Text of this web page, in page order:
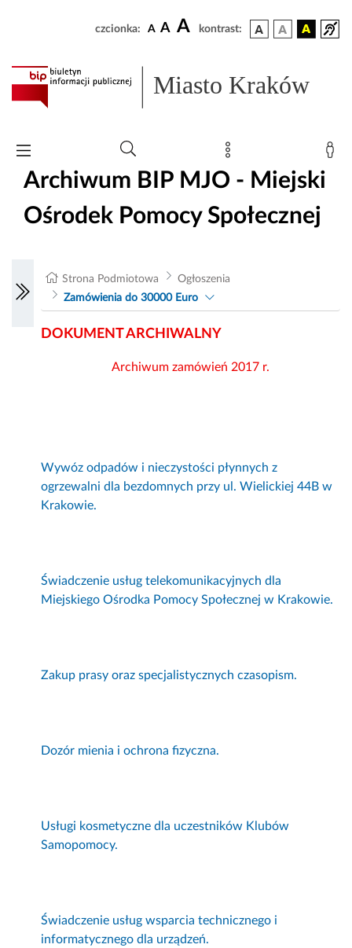
czcionka: A A A kontrast:
Miasto Kraków
Archiwum BIP MJO - Miejski
Ośrodek Pomocy Społecznej
Strona Podmiotowa
Ogłoszenia
Zamówienia do 30000 Euro
DOKUMENT ARCHIWALNY
Archiwum zamówień 2017 r.
Wywóz odpadów i nieczystości płynnych z
ogrzewalni dla bezdomnych przy ul. Wielickiej 44B w
Krakowie.
Świadczenie usług telekomunikacyjnych dla
Miejskiego Ośrodka Pomocy Społecznej w Krakowie.
Zakup prasy oraz specjalistycznych czasopism.
Dozór mienia i ochrona fizyczna.
Usługi kosmetyczne dla uczestników Klubów
Samopomocy.
Świadczenie usług wsparcia technicznego i
informatycznego dla urządzeń.